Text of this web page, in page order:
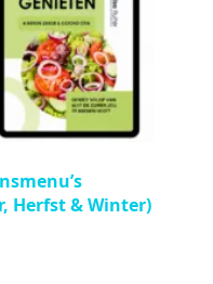
Herfst & Winter)